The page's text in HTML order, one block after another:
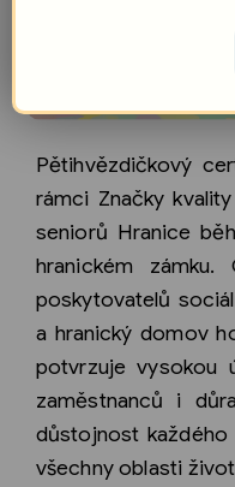
Pětihvězdičkový
rámci Značky
seniorů Hranice
hranickém zámku.
poskytovatelů
a hranický domov
potvrzuje vysokou
zaměstnanců i
důstojnost každého
všechny oblasti